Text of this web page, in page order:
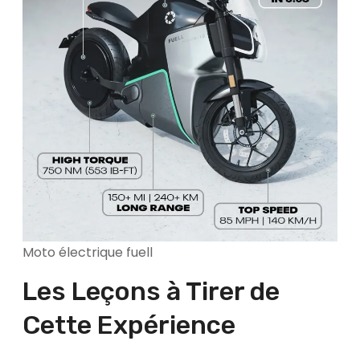
Moto électrique fuell
Les Leçons à Tirer de
Cette Expérience